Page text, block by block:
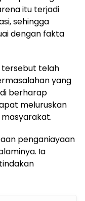
itu terjadi
sehingga
dengan fakta
tersebut telah
yang
berharap
meluruskan
penganiayaan
Ia